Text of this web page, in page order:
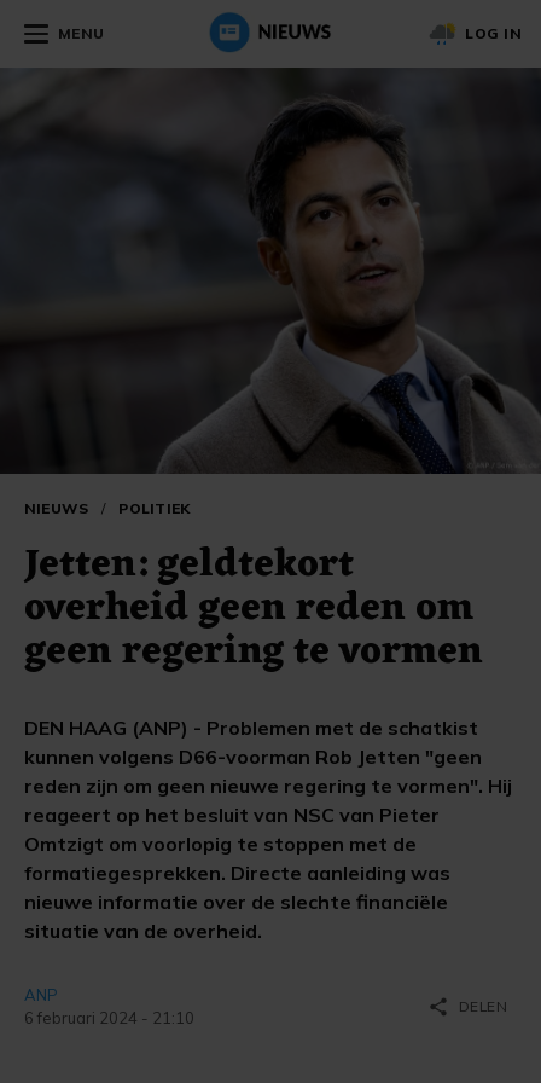
MENU LOG IN
NIEUWS / POLITIEK
Jetten: geldtekort
overheid geen reden om
geen regering te vormen
DEN HAAG (ANP) - Problemen met de schatkist
kunnen volgens D66-voorman Rob Jetten "geen
reden zijn om geen nieuwe regering te vormen". Hij
reageert op het besluit van NSC van Pieter
Omtzigt om voorlopig te stoppen met de
formatiegesprekken. Directe aanleiding was
nieuwe informatie over de slechte financiële
situatie van de overheid.
ANP
6 februari 2024 - 21:10
share DELEN